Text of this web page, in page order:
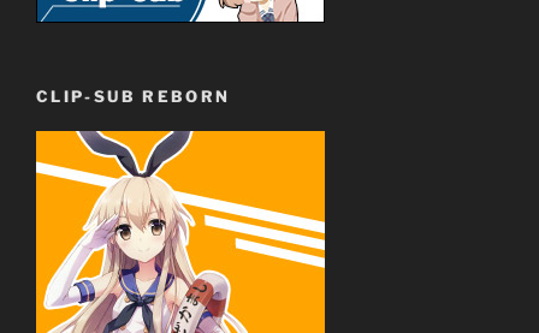
CLIP-SUB REBORN